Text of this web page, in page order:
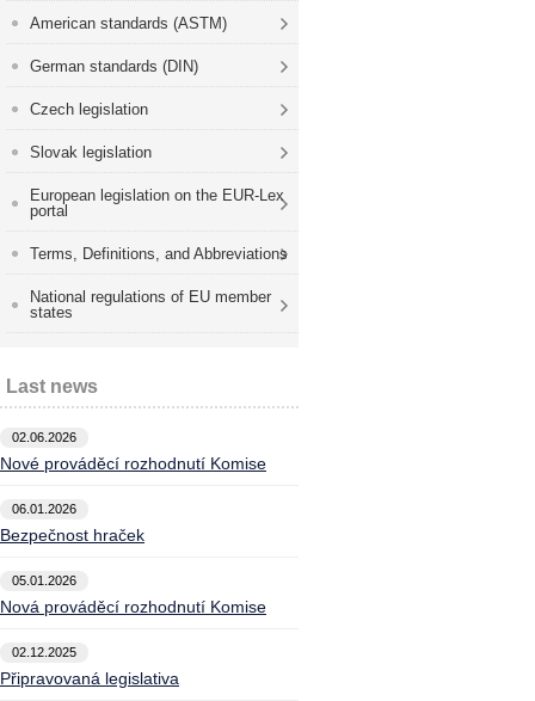
American standards (ASTM)
German standards (DIN)
Czech legislation
Slovak legislation
European legislation on the EUR-Lex
portal
Terms, Definitions, and Abbreviations
National regulations of EU member
states
Last news
02.06.2026
Nové prováděcí rozhodnutí Komise
06.01.2026
Bezpečnost hraček
05.01.2026
Nová prováděcí rozhodnutí Komise
02.12.2025
Připravovaná legislativa